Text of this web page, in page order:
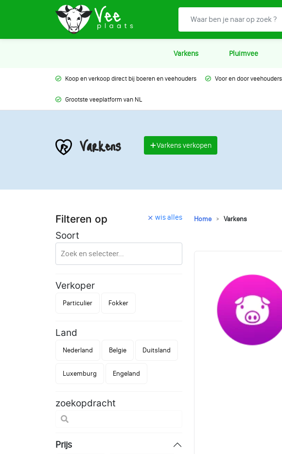
Varkens Pluimvee
Koop en verkoop direct bij boeren en veehouders Voor en door veehouders
Grootste veeplatform van NL
Varkens Varkens verkopen
Filteren op wis alles
Soort
Verkoper
Particulier Fokker
Land
Nederland Belgie Duitsland
Luxemburg Engeland
zoekopdracht
Prijs
Home Varkens